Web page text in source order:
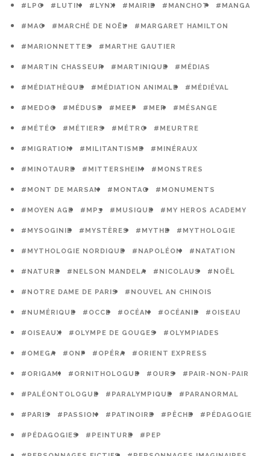
#LPO #LUTIN #LYNX #MAIRIE #MANCHOT #MANGA
#MAO #MARCHÉ DE NOËL #MARGARET HAMILTON
#MARIONNETTES #MARTHE GAUTIER
#MARTIN CHASSEUR #MARTINIQUE #MÉDIAS
#MÉDIATHÈQUE #MÉDIATION ANIMALE #MÉDIÉVAL
#MEDOC #MÉDUSE #MEEF #MER #MÉSANGE
#MÉTÉO #MÉTIERS #MÉTRO #MEURTRE
#MIGRATION #MILITANTISME #MINÉRAUX
#MINOTAURE #MITTERSHEIM #MONSTRES
#MONT DE MARSAN #MONTAG #MONUMENTS
#MOYEN AGE #MP3 #MUSIQUE #MY HEROS ACADEMY
#MYSOGINIE #MYSTÈRES #MYTHE #MYTHOLOGIE
#MYTHOLOGIE NORDIQUE #NAPOLÉON #NATATION
#NATURE #NELSON MANDELA #NICOLAUS #NOËL
#NOTRE DAME DE PARIS #NOUVEL AN CHINOIS
#NUMÉRIQUE #OCCE #OCÉAN #OCÉANIE #OISEAU
#OISEAUX #OLYMPE DE GOUGES #OLYMPIADES
#OMEGA #ONF #OPÉRA #ORIENT EXPRESS
#ORIGAMI #ORNITHOLOGUE #OURS #PAIR-NON-PAIR
#PALÉONTOLOGUE #PARALYMPIQUE #PARANORMAL
#PARIS #PASSION #PATINOIRE #PÊCHE #PÉDAGOGIE
#PÉDAGOGIES #PEINTURE #PEP